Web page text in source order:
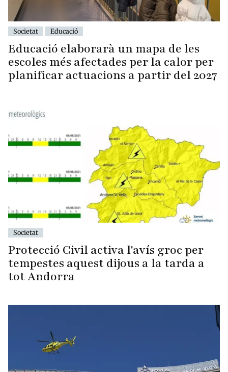
Societat Educació
Educació elaborarà un mapa de les
escoles més afectades per la calor per
planificar actuacions a partir del 2027
Societat
Protecció Civil activa l'avís groc per
tempestes aquest dijous a la tarda a
tot Andorra